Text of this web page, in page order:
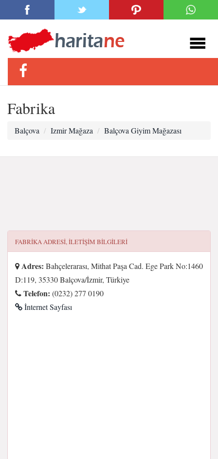
Fabrika
Balçova Izmir Mağaza Balçova Giyim Mağazası
FABRIKAADRESI, ILETIŞIM BILGILERI
Adres: Bahçelerarası, Mithat Paşa Cad. Ege Park No:1460
D:119, 35330 Balçova/İzmir, Türkiye
Telefon: (0232) 277 0190
İnternet Sayfası